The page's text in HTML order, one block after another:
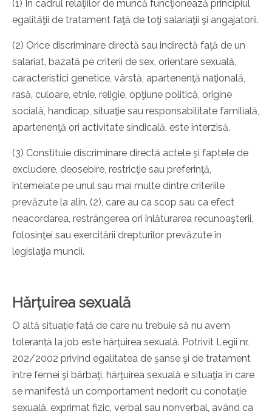
(1) În cadrul relaţiilor de muncă funcţionează principiul
egalităţii de tratament faţă de toţi salariaţii şi angajatorii.
(2) Orice discriminare directă sau indirectă faţă de un
salariat, bazată pe criterii de sex, orientare sexuală,
caracteristici genetice, vârstă, apartenenţă naţională,
rasă, culoare, etnie, religie, opţiune politică, origine
socială, handicap, situaţie sau responsabilitate familială,
apartenenţă ori activitate sindicală, este interzisă.
(3) Constituie discriminare directă actele şi faptele de
excludere, deosebire, restricţie sau preferinţă,
întemeiate pe unul sau mai multe dintre criteriile
prevăzute la alin. (2), care au ca scop sau ca efect
neacordarea, restrângerea ori înlăturarea recunoaşterii,
folosinţei sau exercitării drepturilor prevăzute în
legislaţia muncii.
Hărțuirea sexuală
O altă situație față de care nu trebuie să nu avem
toleranță la job este hărțuirea sexuală. Potrivit Legii nr.
202/2002 privind egalitatea de şanse şi de tratament
între femei şi bărbaţi, hărţuirea sexuală e situaţia în care
se manifestă un comportament nedorit cu conotaţie
sexuală, exprimat fizic, verbal sau nonverbal, având ca